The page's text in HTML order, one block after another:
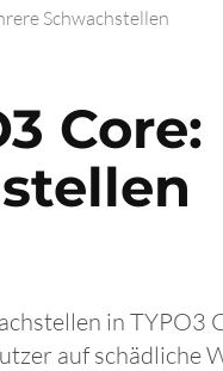
Schwachstellen
Core:
in TYPO3
auf schädliche